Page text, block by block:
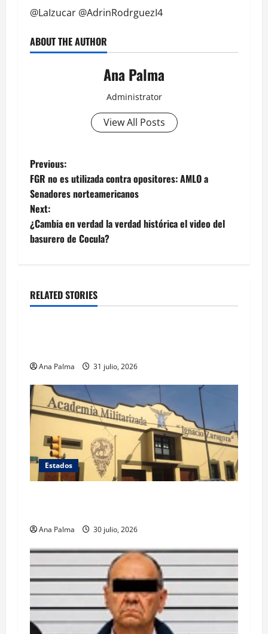
@LaIzucar @AdrinRodrguezI4
ABOUT THE AUTHOR
Ana Palma
Administrator
View All Posts
Post
navigation
Previous:
FGR no es utilizada contra opositores: AMLO a
Senadores norteamericanos
Next:
¿Cambia en verdad la verdad histórica el video del
basurero de Cocula?
RELATED STORIES
Estados
Ana Palma 31 julio, 2026
Estados
Ana Palma 30 julio, 2026